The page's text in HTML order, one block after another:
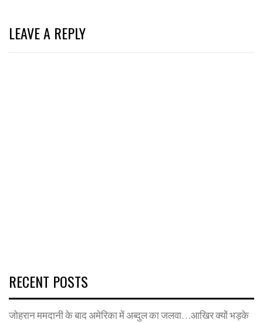
LEAVE A REPLY
RECENT POSTS
जोहरान ममदानी के बाद अमेरिका में अब्दुल का जलवा…आखिर क्यों भड़के